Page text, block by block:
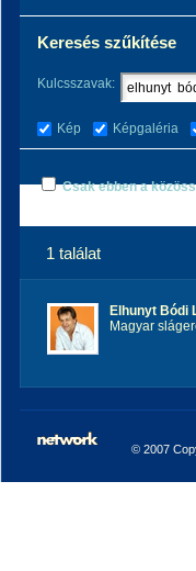
Keresés szűkítése
Kulcsszavak:
Kép Képgaléria
Csak ebben a
1 találat
Elhunyt Bódi
Magyar
© 2007